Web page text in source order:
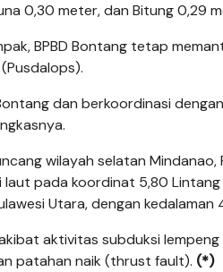
0,30 meter, dan Bitung 0,29
BPBD Bontang tetap
dan berkoordinasi
wilayah selatan Mindanao,
pada koordinat 5,80 Lintang
Utara, dengan kedalaman
aktivitas subduksi lempeng
patahan naik (thrust fault). (*)